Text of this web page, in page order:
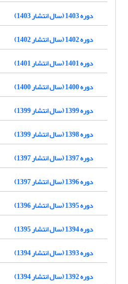
دوره 1403 (سال انتشار 1403)
دوره 1402 (سال انتشار 1402)
دوره 1401 (سال انتشار 1401)
دوره 1400 (سال انتشار 1400)
دوره 1399 (سال انتشار 1399)
دوره 1398 (سال انتشار 1399)
دوره 1397 (سال انتشار 1397)
دوره 1396 (سال انتشار 1397)
دوره 1395 (سال انتشار 1396)
دوره 1394 (سال انتشار 1395)
دوره 1393 (سال انتشار 1394)
دوره 1392 (سال انتشار 1394)